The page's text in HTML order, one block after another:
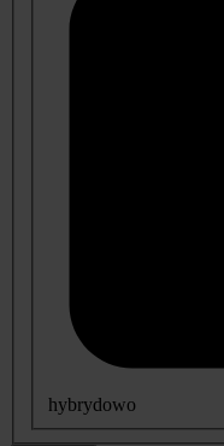
hybrydowo